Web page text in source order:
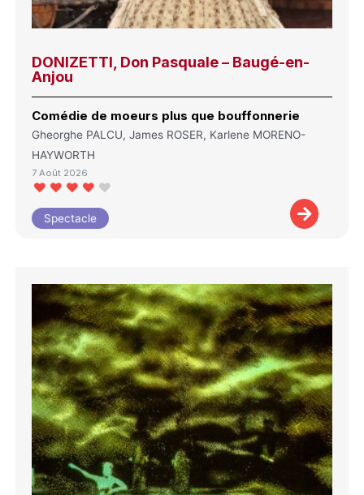
DONIZETTI, Don Pasquale – Baugé-en-
Anjou
Comédie de moeurs plus que bouffonnerie
Gheorghe PALCU, James ROSER, Karlene MORENO-
HAYWORTH
7 Août 2026
Spectacle